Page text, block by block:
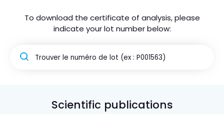
To download the certificate of analysis, please
indicate your lot number below:
Scientific publications